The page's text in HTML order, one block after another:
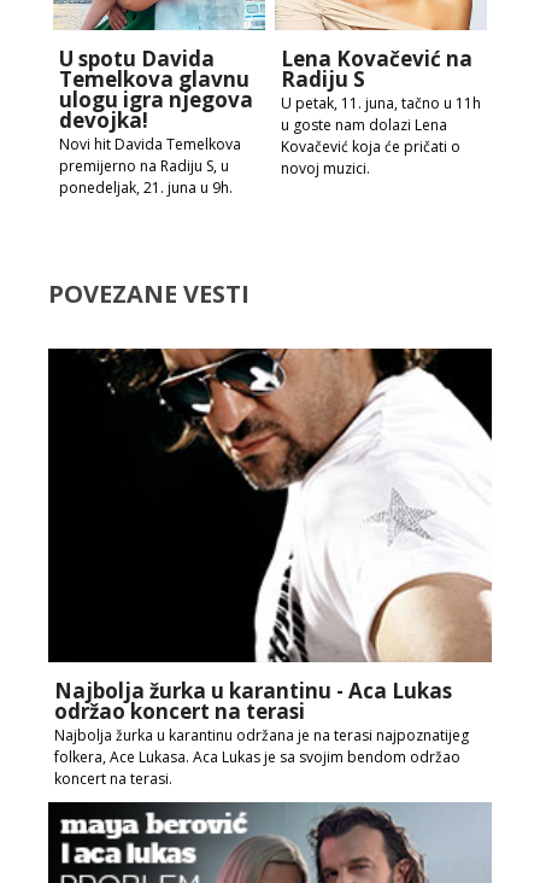
U spotu Davida
Temelkova glavnu
ulogu igra njegova
devojka!
Novi hit Davida Temelkova
premijerno na Radiju S, u
ponedeljak, 21. juna u 9h.
Lena Kovačević na
Radiju S
U petak, 11. juna, tačno u 11h
u goste nam dolazi Lena
Kovačević koja će pričati o
novoj muzici.
POVEZANE VESTI
Najbolja žurka u karantinu - Aca Lukas
održao koncert na terasi
Najbolja žurka u karantinu održana je na terasi najpoznatijeg
folkera, Ace Lukasa. Aca Lukas je sa svojim bendom održao
koncert na terasi.